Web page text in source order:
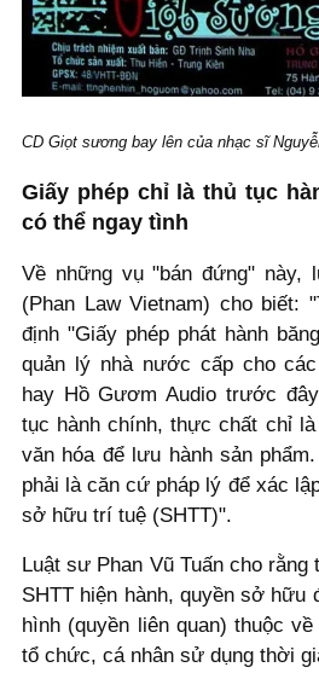
CD Giọt sương bay lên của nhạc sĩ
Giấy phép chỉ là thủ tục
có thể ngay tình
Về những vụ "bán đứng" này,
(Phan Law Vietnam) cho biết:
định "Giấy phép phát hành
quản lý nhà nước cấp cho
hay Hồ Gươm Audio trước
tục hành chính, thực chất chỉ
văn hóa để lưu hành sản
phải là căn cứ pháp lý để xác
sở hữu trí tuệ (SHTT)".
Luật sư Phan Vũ Tuấn cho rằng
SHTT hiện hành, quyền sở hữu
hình (quyền liên quan) thuộc
tổ chức, cá nhân sử dụng thời